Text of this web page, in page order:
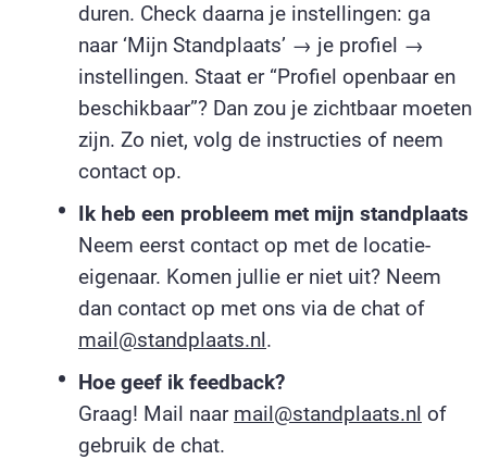
duren. Check daarna je instellingen: ga
naar ‘Mijn Standplaats’ → je profiel →
instellingen. Staat er “Profiel openbaar en
beschikbaar”? Dan zou je zichtbaar moeten
zijn. Zo niet, volg de instructies of neem
contact op.
Ik heb een probleem met mijn standplaats
Neem eerst contact op met de locatie-
eigenaar. Komen jullie er niet uit? Neem
dan contact op met ons via de chat of
mail@standplaats.nl.
Hoe geef ik feedback?
Graag! Mail naar mail@standplaats.nl of
gebruik de chat.